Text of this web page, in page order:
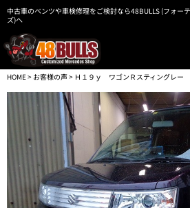
中古車のベンツや車検修理をご検討なら48BULLS (フォー
ズ)へ
HOME> お客様の声> Ｈ１９ｙ ワゴンＲスティングレー